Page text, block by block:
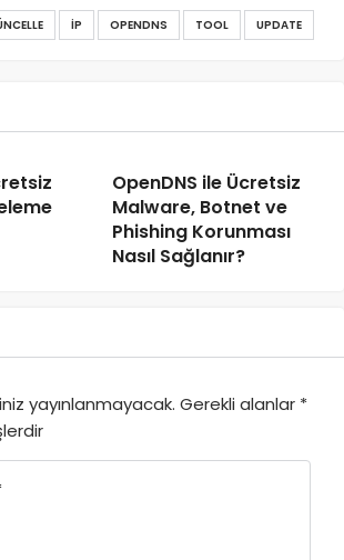
IP OPENDNS TOOL UPDATE
OpenDNS ile Ücretsiz
Malware, Botnet ve
Phishing Korunması
Nasıl Sağlanır?
yayınlanmayacak. Gerekli alanlar *